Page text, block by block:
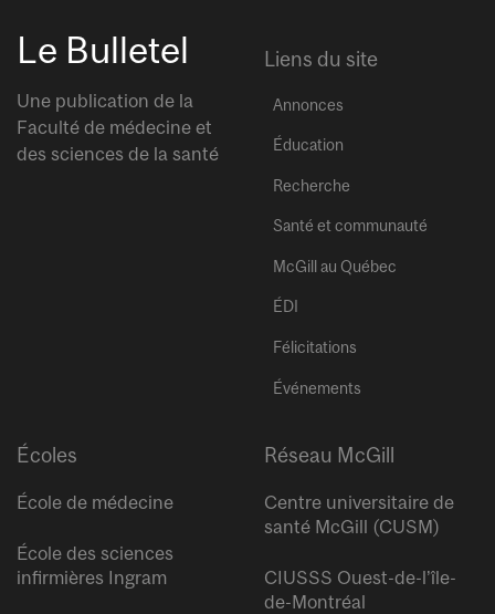
Le Bulletel
Une publication de la
Faculté de médecine et
des sciences de la santé
Liens du site
Annonces
Éducation
Recherche
Santé et communauté
McGill au Québec
ÉDI
Félicitations
Événements
Écoles
École de médecine
École des sciences
infirmières Ingram
Réseau McGill
Centre universitaire de
santé McGill (CUSM)
CIUSSS Ouest-de-l’île-
de-Montréal